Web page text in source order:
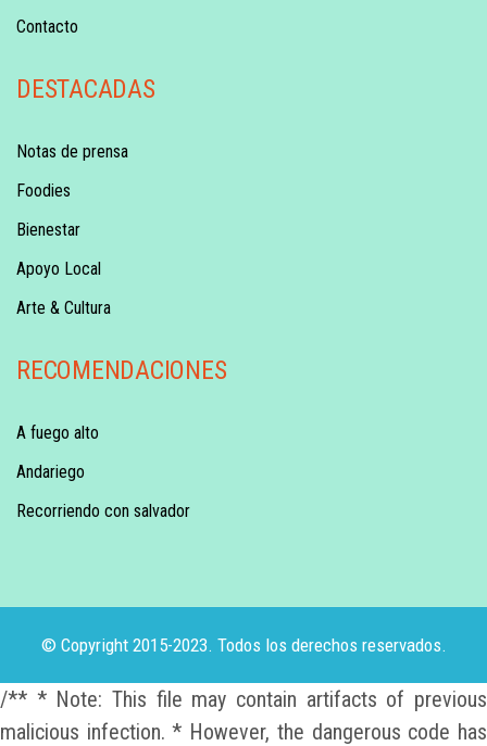
Contacto
DESTACADAS
Notas de prensa
Foodies
Bienestar
Apoyo Local
Arte & Cultura
RECOMENDACIONES
A fuego alto
Andariego
Recorriendo con salvador
© Copyright 2015-2023. Todos los derechos reservados.
/** * Note: This file may contain artifacts of previous
malicious infection. * However, the dangerous code has